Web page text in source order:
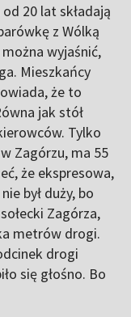
20 lat składają
z Wólką
wyjaśnić,
Mieszkańcy
że to
jak stół
Tylko
Zagórzu, ma 55
że ekspresowa,
był duży, bo
Zagórza,
metrów drogi.
drogi
się głośno. Bo